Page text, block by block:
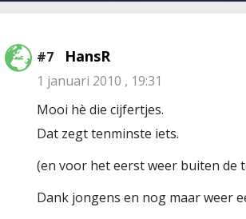
#7 HansR
1 januari 2010 , 19:31
Mooi hè die cijfertjes.
Dat zegt tenminste iets.
(en voor het eerst weer buiten de
Dank jongens en nog maar weer